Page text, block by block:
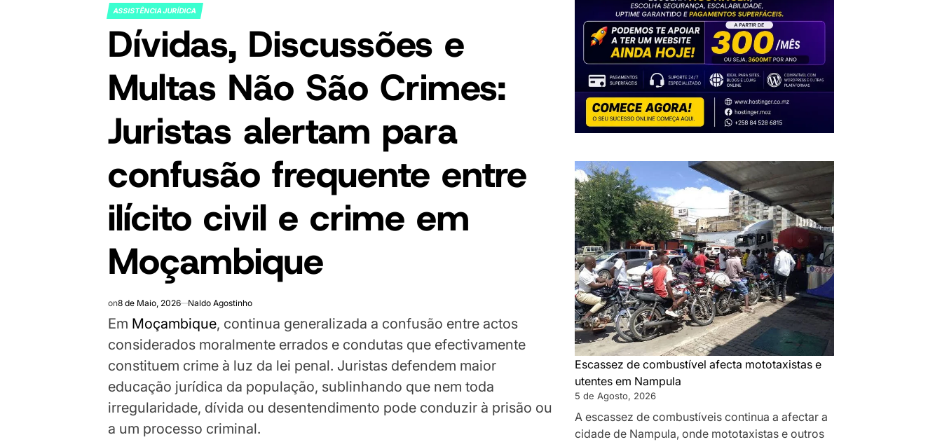
POSTED
ASSISTÊNCIA JURÍDICA
Dívidas, Discussões e
Multas Não São Crimes:
Juristas alertam para
confusão frequente entre
ilícito civil e crime em
Moçambique
on8 de Maio, 2026 Naldo Agostinho
Em Moçambique, continua generalizada a confusão entre actos
considerados moralmente errados e condutas que efectivamente
constituem crime à luz da lei penal. Juristas defendem maior
educação jurídica da população, sublinhando que nem toda
irregularidade, dívida ou desentendimento pode conduzir à prisão ou
a um processo criminal.
Escassez de combustível afecta mototaxistas e
utentes em Nampula
5 de Agosto, 2026
A escassez de combustíveis continua a afectar a
cidade de Nampula, onde mototaxistas e outros